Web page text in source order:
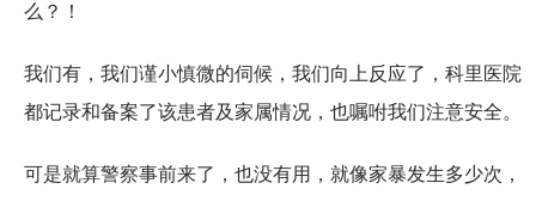
么？！
我们有，我们谨小慎微的伺候，我们向上反应了，科里医院
都记录和备案了该患者及家属情况，也嘱咐我们注意安全。
可是就算警察事前来了，也没有用，就像家暴发生多少次，